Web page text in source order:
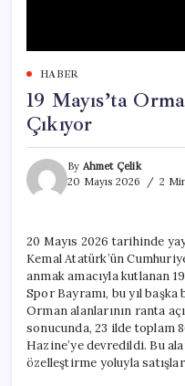
HABER
19 Mayıs’ta
Çıkıyor
By Ahmet Çelik
20 Mayıs 2026
2
20 Mayıs 2026 tarihinde
Kemal Atatürk’ün
anmak amacıyla kutlanan
Spor Bayramı, bu yıl
Orman alanlarının ranta
sonucunda, 23 ilde toplam
Hazine’ye devredildi. Bu
özelleştirme yoluyla